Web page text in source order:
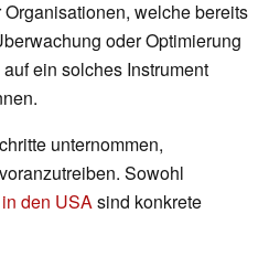
welche bereits
oder Optimierung
ein solches Instrument
unternommen,
Sowohl
in den USAsind konkrete